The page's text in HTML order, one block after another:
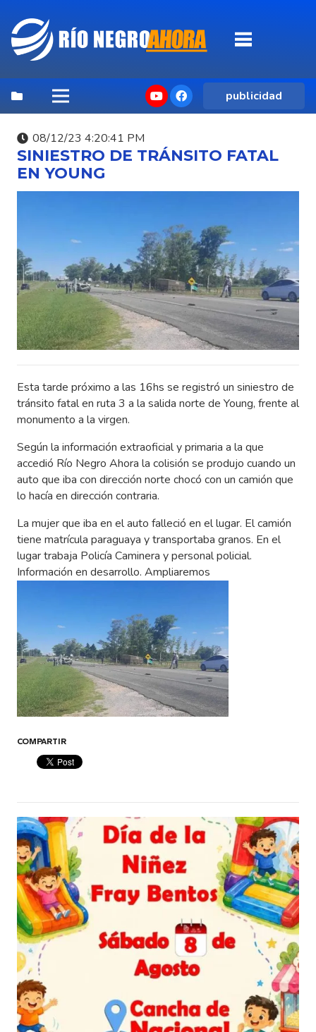
publicidad
08/12/23 4:20:41 PM
SINIESTRO DE TRÁNSITO FATAL
EN YOUNG
Esta tarde próximo a las 16hs se registró un siniestro de
tránsito fatal en ruta 3 a la salida norte de Young, frente al
monumento a la virgen.
Según la información extraoficial y primaria a la que
accedió Río Negro Ahora la colisión se produjo cuando un
auto que iba con dirección norte chocó con un camión que
lo hacía en dirección contraria.
La mujer que iba en el auto falleció en el lugar. El camión
tiene matrícula paraguaya y transportaba granos. En el
lugar trabaja Policía Caminera y personal policial.
Información en desarrollo. Ampliaremos
COMPARTIR